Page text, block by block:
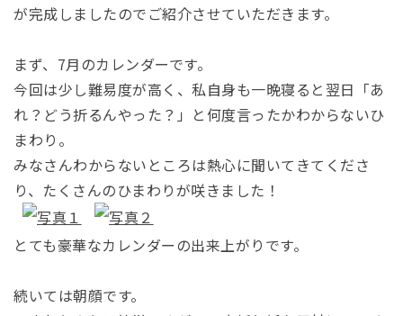
が完成しましたのでご紹介させていただきます。
まず、7月のカレンダーです。
今回は少し難易度が高く、私自身も一晩寝ると翌日「あ
れ？どう折るんやった？」と何度言ったかわからないひ
まわり。
みなさんわからないところは熱心に聞いてきてくださ
り、たくさんのひまわりが咲きました！
とても豪華なカレンダーの出来上がりです。
続いては朝顔です。